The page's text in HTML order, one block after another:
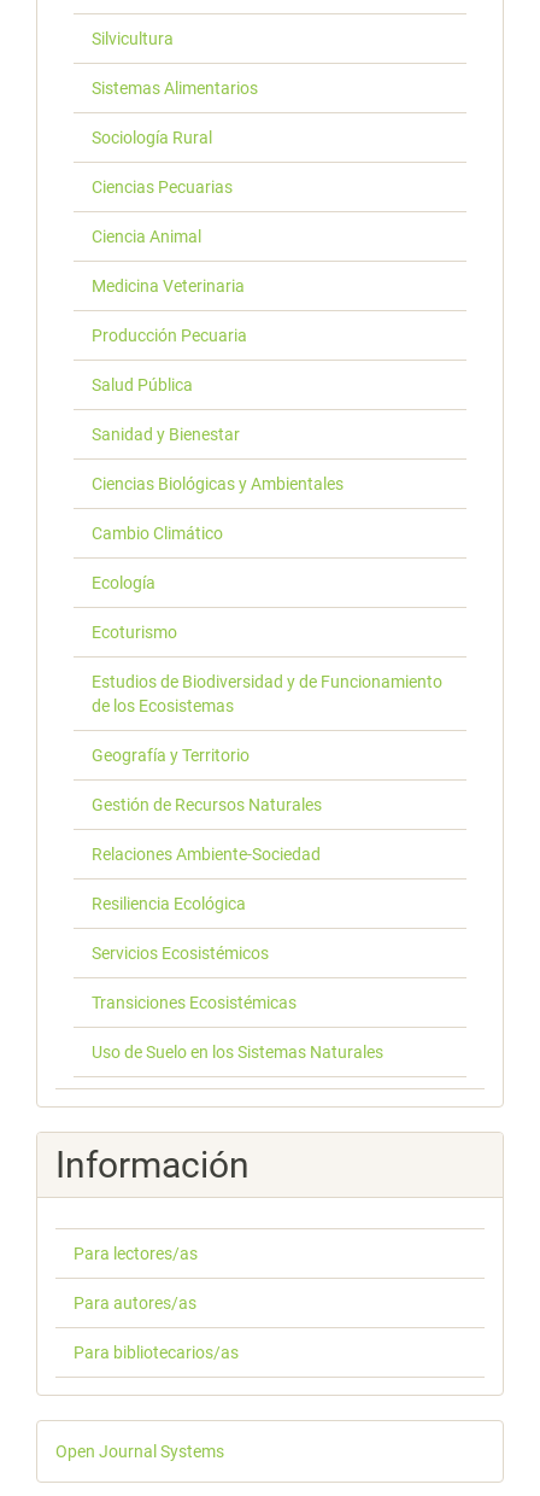
Silvicultura
Sistemas Alimentarios
Sociología Rural
Ciencias Pecuarias
Ciencia Animal
Medicina Veterinaria
Producción Pecuaria
Salud Pública
Sanidad y Bienestar
Ciencias Biológicas y Ambientales
Cambio Climático
Ecología
Ecoturismo
Estudios de Biodiversidad y de Funcionamiento
de los Ecosistemas
Geografía y Territorio
Gestión de Recursos Naturales
Relaciones Ambiente-Sociedad
Resiliencia Ecológica
Servicios Ecosistémicos
Transiciones Ecosistémicas
Uso de Suelo en los Sistemas Naturales
Información
Para lectores/as
Para autores/as
Para bibliotecarios/as
Desarrollado
por
Open Journal Systems